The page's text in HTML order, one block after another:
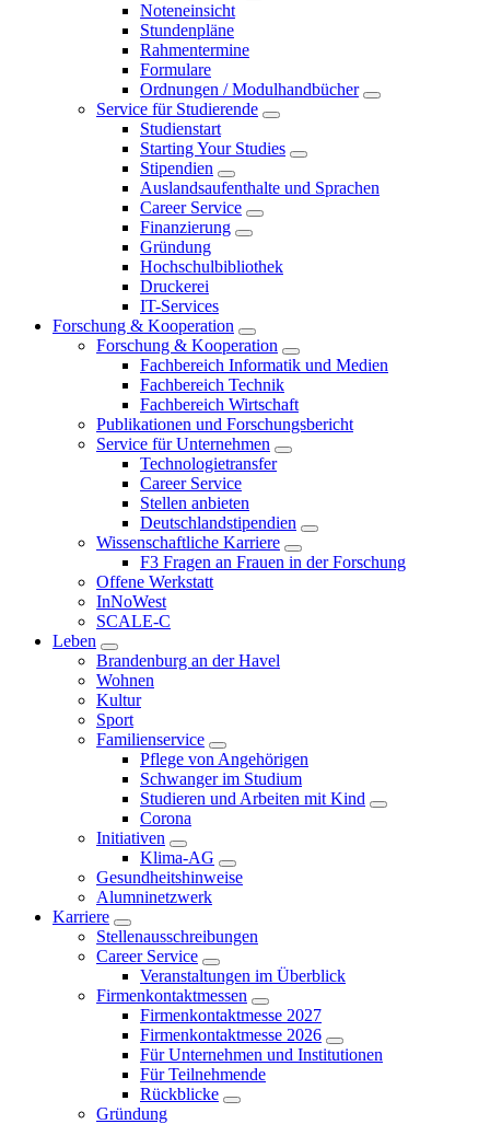
Noteneinsicht
Stundenpläne
Rahmentermine
Formulare
Ordnungen / Modulhandbücher
Service für Studierende
Studienstart
Starting Your Studies
Stipendien
Auslandsaufenthalte und Sprachen
Career Service
Finanzierung
Gründung
Hochschulbibliothek
Druckerei
IT-Services
Forschung & Kooperation
Forschung & Kooperation
Fachbereich Informatik und Medien
Fachbereich Technik
Fachbereich Wirtschaft
Publikationen und Forschungsbericht
Service für Unternehmen
Technologietransfer
Career Service
Stellen anbieten
Deutschlandstipendien
Wissenschaftliche Karriere
F3 Fragen an Frauen in der Forschung
Offene Werkstatt
InNoWest
SCALE-C
Leben
Brandenburg an der Havel
Wohnen
Kultur
Sport
Familienservice
Pflege von Angehörigen
Schwanger im Studium
Studieren und Arbeiten mit Kind
Corona
Initiativen
Klima-AG
Gesundheitshinweise
Alumninetzwerk
Karriere
Stellenausschreibungen
Career Service
Veranstaltungen im Überblick
Firmenkontaktmessen
Firmenkontaktmesse 2027
Firmenkontaktmesse 2026
Für Unternehmen und Institutionen
Für Teilnehmende
Rückblicke
Gründung